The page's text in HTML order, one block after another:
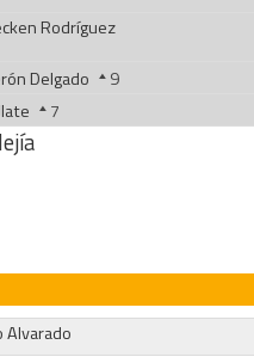
Rodríguez
Delgado
9
7
Alvarado